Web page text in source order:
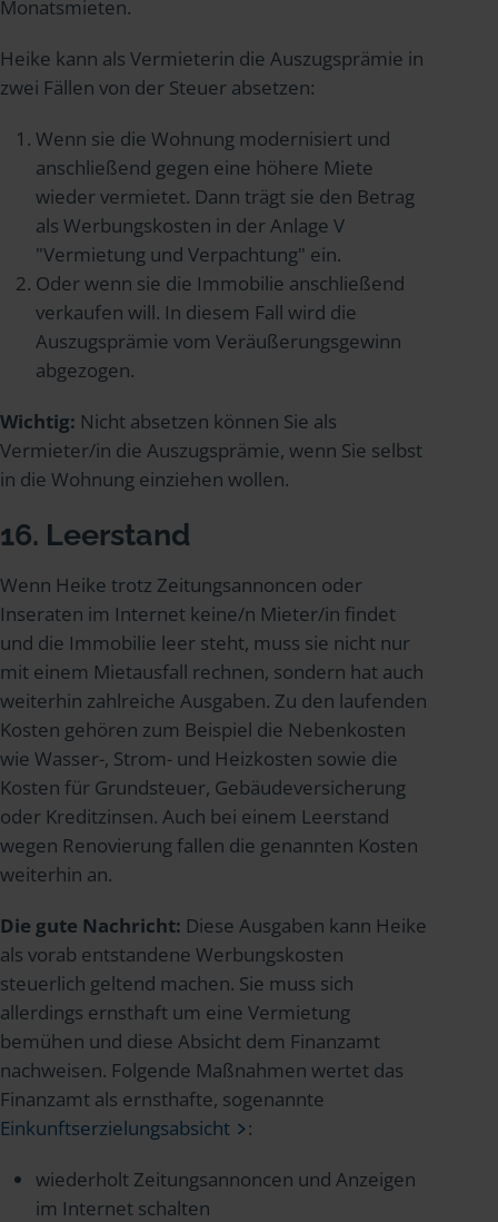
Monatsmieten.
Heike kann als Vermieterin die Auszugsprämie in
zwei Fällen von der Steuer absetzen:
Wenn sie die Wohnung modernisiert und
anschließend gegen eine höhere Miete
wieder vermietet. Dann trägt sie den Betrag
als Werbungskosten in der Anlage V
"Vermietung und Verpachtung" ein.
Oder wenn sie die Immobilie anschließend
verkaufen will. In diesem Fall wird die
Auszugsprämie vom Veräußerungsgewinn
abgezogen.
Wichtig: Nicht absetzen können Sie als
Vermieter/in die Auszugsprämie, wenn Sie selbst
in die Wohnung einziehen wollen.
16. Leerstand
Wenn Heike trotz Zeitungsannoncen oder
Inseraten im Internet keine/n Mieter/in findet
und die Immobilie leer steht, muss sie nicht nur
mit einem Mietausfall rechnen, sondern hat auch
weiterhin zahlreiche Ausgaben. Zu den laufenden
Kosten gehören zum Beispiel die Nebenkosten
wie Wasser-, Strom- und Heizkosten sowie die
Kosten für Grundsteuer, Gebäudeversicherung
oder Kreditzinsen. Auch bei einem Leerstand
wegen Renovierung fallen die genannten Kosten
weiterhin an.
Die gute Nachricht: Diese Ausgaben kann Heike
als vorab entstandene Werbungskosten
steuerlich geltend machen. Sie muss sich
allerdings ernsthaft um eine Vermietung
bemühen und diese Absicht dem Finanzamt
nachweisen. Folgende Maßnahmen wertet das
Finanzamt als ernsthafte, sogenannte
Einkunftserzielungsabsicht
:
wiederholt Zeitungsannoncen und Anzeigen
im Internet schalten